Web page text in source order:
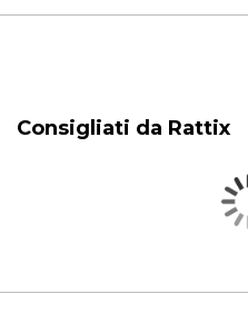
Consigliati da Rattix